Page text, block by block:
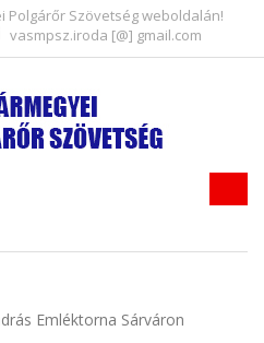
Polgárőr Szövetség weboldalán!
vasmpsz.iroda [@] gmail.com
Emléktorna Sárváron